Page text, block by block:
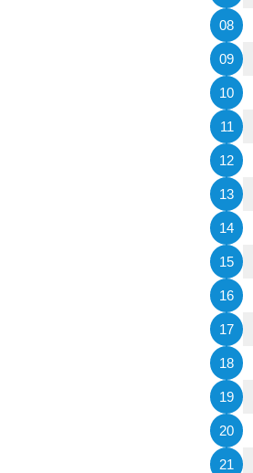
08
09
10
11
12
13
14
15
16
17
18
19
20
21